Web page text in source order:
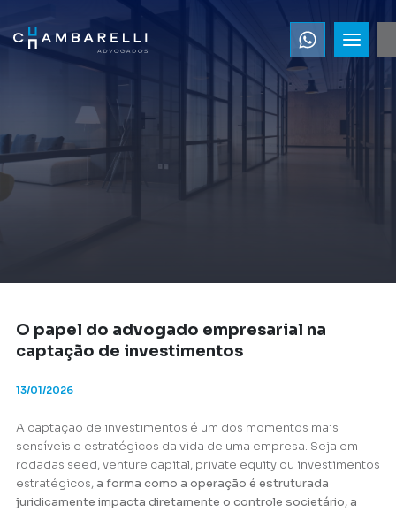
O papel do advogado empresarial na
captação de investimentos
13/01/2026
A captação de investimentos é um dos momentos mais
sensíveis e estratégicos da vida de uma empresa. Seja em
rodadas seed, venture capital, private equity ou investimentos
estratégicos, a forma como a operação é estruturada
juridicamente impacta diretamente o controle societário, a